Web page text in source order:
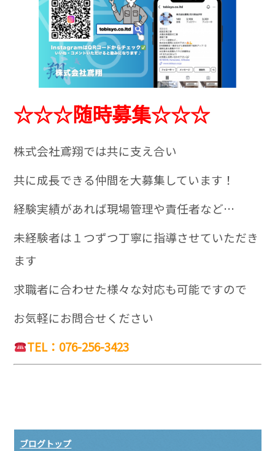
☆☆☆随時募集☆☆☆
株式会社鳶翔では共に支え合い
共に成長できる仲間を大募集しています！
経験実績があれば現場管理や責任者など…
未経験者は１つずつ丁寧に指導させていただき
ます
求職者に合わせた様々な対応も可能ですので
お気軽にお問合せください
TEL：076-256-3423
ブログトップ